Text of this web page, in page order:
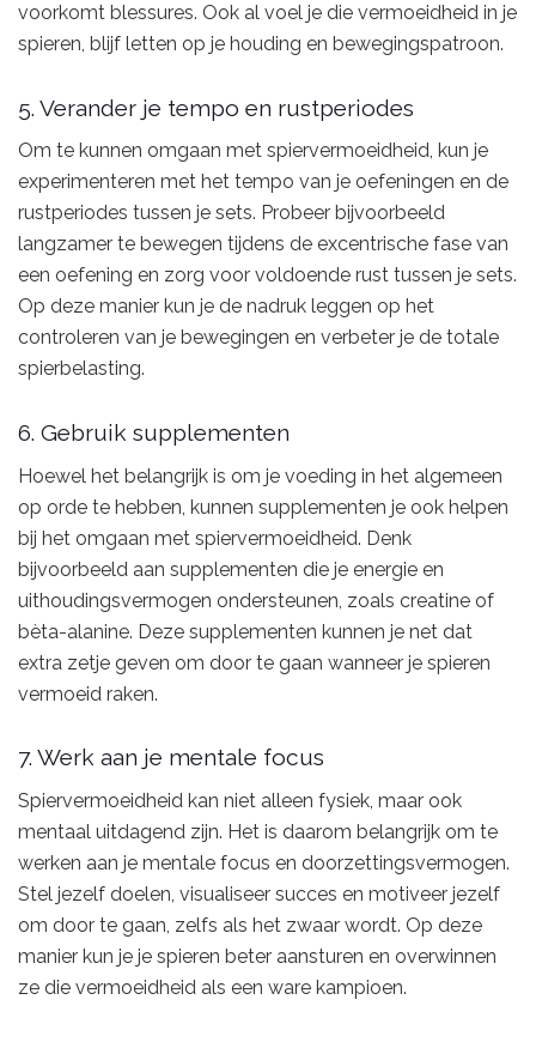
voorkomt blessures. Ook al voel je die vermoeidheid in je
spieren, blijf letten op je houding en bewegingspatroon.
5. Verander je tempo en rustperiodes
Om te kunnen omgaan met spiervermoeidheid, kun je
experimenteren met het tempo van je oefeningen en de
rustperiodes tussen je sets. Probeer bijvoorbeeld
langzamer te bewegen tijdens de excentrische fase van
een oefening en zorg voor voldoende rust tussen je sets.
Op deze manier kun je de nadruk leggen op het
controleren van je bewegingen en verbeter je de totale
spierbelasting.
6. Gebruik supplementen
Hoewel het belangrijk is om je voeding in het algemeen
op orde te hebben, kunnen supplementen je ook helpen
bij het omgaan met spiervermoeidheid. Denk
bijvoorbeeld aan supplementen die je energie en
uithoudingsvermogen ondersteunen, zoals creatine of
bèta-alanine. Deze supplementen kunnen je net dat
extra zetje geven om door te gaan wanneer je spieren
vermoeid raken.
7. Werk aan je mentale focus
Spiervermoeidheid kan niet alleen fysiek, maar ook
mentaal uitdagend zijn. Het is daarom belangrijk om te
werken aan je mentale focus en doorzettingsvermogen.
Stel jezelf doelen, visualiseer succes en motiveer jezelf
om door te gaan, zelfs als het zwaar wordt. Op deze
manier kun je je spieren beter aansturen en overwinnen
ze die vermoeidheid als een ware kampioen.